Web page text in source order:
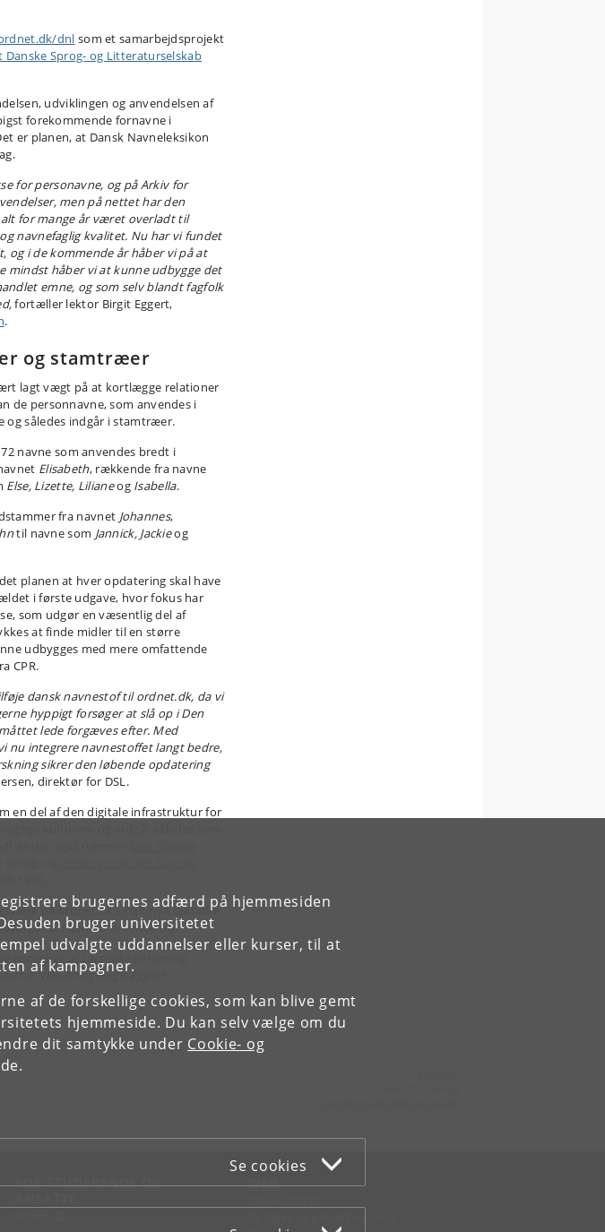
brugernes adfærd på hjemmesiden
bruger universitetet
udvalgte uddannelser eller kurser, til at
af kampagner.
af de forskellige cookies, som kan blive gemt
hjemmeside. Du kan selv vælge om du
dit samtykke under Cookie- og
Se cookies
dnl som et samarbejdsprojekt
Danske Sprog- og Litteraturselskab
udviklingen og anvendelsen af
forekommende fornavne i
er planen, at Dansk Navneleksikon
for personavne, og på Arkiv for
men på nettet har den
for mange år været overladt til
navnefaglig kvalitet. Nu har vi fundet
og i de kommende år håber vi på at
mindst håber vi at kunne udbygge det
emne, og som selv blandt fagfolk
fortæller lektor Birgit Eggert,
.
og stamtræer
lagt vægt på at kortlægge relationer
de personnavne, som anvendes i
og således indgår i stamtræer.
navne som anvendes bredt i
Elisabeth, rækkende fra navne
Else, Lizette, Lilianeog Isabella.
fra navnet Johannes,
til navne som Jannick, Jackieog
planen at hver opdatering skal have
i første udgave, hvor fokus har
som udgør en væsentlig del af
at finde midler til en større
udbygges med mere omfattende
CPR.
dansk navnestof til ordnet.dk, da vi
hyppigt forsøger at slå op i Den
lede forgæves efter. Med
nu integrere navnestoffet langt bedre,
sikrer den løbende opdatering
direktør for DSL.
en del af den digitale infrastruktur for
og
1950.
på ordnet.dk's helt nye tekniske
til i den kommende tid.
redigeret af Lars-Jakob Harding
Nielsen og Birgit Eggert
FOR STUDERENDE OG
WEB